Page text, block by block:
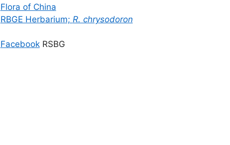
Flora of China
RBGE Herbarium; R. chrysodoron
FacebookRSBG